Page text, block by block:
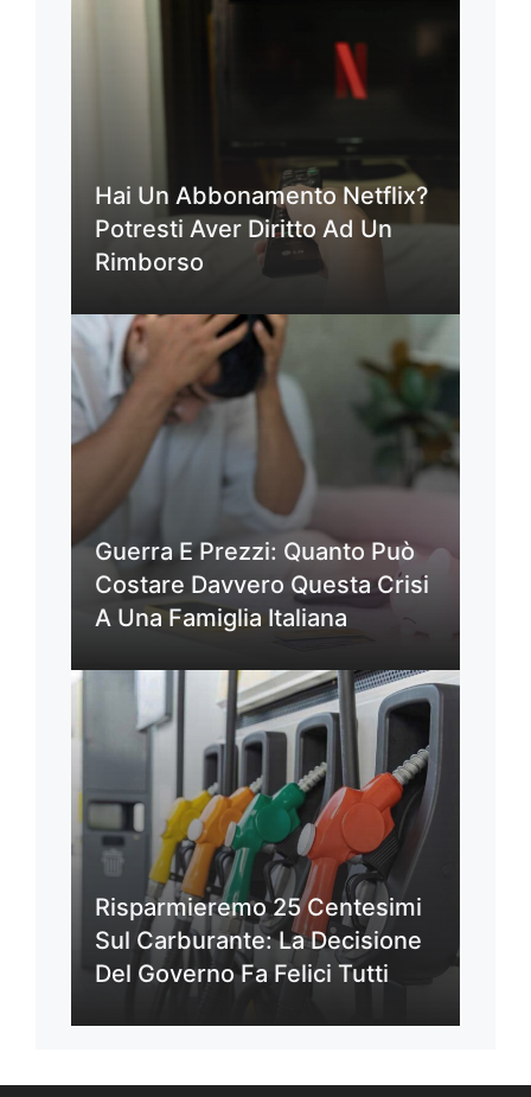
Hai Un Abbonamento Netflix?
Potresti Aver Diritto Ad Un
Rimborso
Guerra E Prezzi: Quanto Può
Costare Davvero Questa Crisi
A Una Famiglia Italiana
Risparmieremo 25 Centesimi
Sul Carburante: La Decisione
Del Governo Fa Felici Tutti